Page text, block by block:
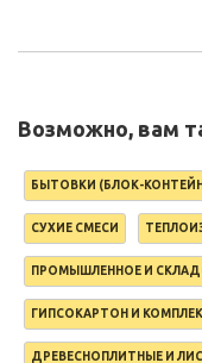
Возможно, вам
БЫТОВКИ (БЛОК-
СУХИЕ СМЕСИ
ПРОМЫШЛЕННОЕ И
ГИПСОКАРТОН И
ДРЕВЕСНОПЛИТНЫЕ И